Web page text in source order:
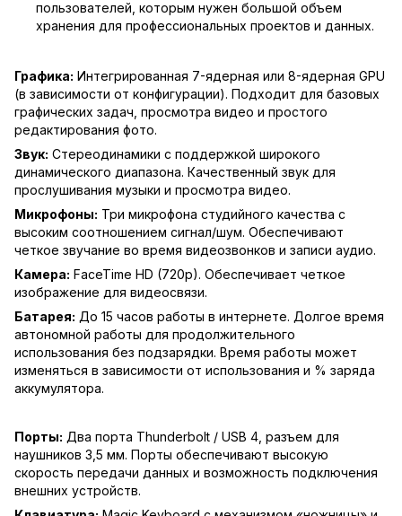
пользователей, которым нужен большой объем
хранения для профессиональных проектов и данных.
Графика: Интегрированная 7-ядерная или 8-ядерная GPU
(в зависимости от конфигурации). Подходит для базовых
графических задач, просмотра видео и простого
редактирования фото.
Звук: Стереодинамики с поддержкой широкого
динамического диапазона. Качественный звук для
прослушивания музыки и просмотра видео.
Микрофоны: Три микрофона студийного качества с
высоким соотношением сигнал/шум. Обеспечивают
четкое звучание во время видеозвонков и записи аудио.
Камера: FaceTime HD (720p). Обеспечивает четкое
изображение для видеосвязи.
Батарея: До 15 часов работы в интернете. Долгое время
автономной работы для продолжительного
использования без подзарядки. Время работы может
изменяться в зависимости от использования и % заряда
аккумулятора.
Порты: Два порта Thunderbolt / USB 4, разъем для
наушников 3,5 мм. Порты обеспечивают высокую
скорость передачи данных и возможность подключения
внешних устройств.